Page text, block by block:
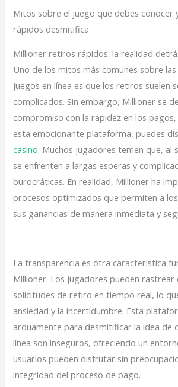
Mitos sobre el juego que debes conocer
rápidos desmitifica
Millioner retiros rápidos: la realidad
Uno de los mitos más comunes sobre
juegos en línea es que los retiros suelen
complicados. Sin embargo, Millioner se
compromiso con la rapidez en los pagos,
esta emocionante plataforma, puedes
casino. Muchos jugadores temen que, al
se enfrenten a largas esperas y
burocráticas. En realidad, Millioner ha
procesos optimizados que permiten a
sus ganancias de manera inmediata y
La transparencia es otra característica
Millioner. Los jugadores pueden rastrear
solicitudes de retiro en tiempo real, lo
ansiedad y la incertidumbre. Esta
arduamente para desmitificar la idea de
línea son inseguros, ofreciendo un
usuarios pueden disfrutar sin
integridad del proceso de pago.